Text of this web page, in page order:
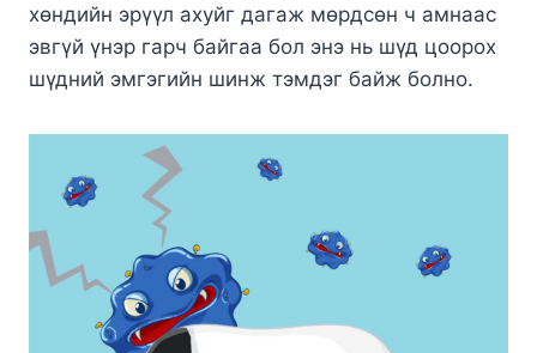
хөндийн эрүүл ахуйг дагаж мөрдсөн ч амнаас
эвгүй үнэр гарч байгаа бол энэ нь шүд цоорох
шүдний эмгэгийн шинж тэмдэг байж болно.